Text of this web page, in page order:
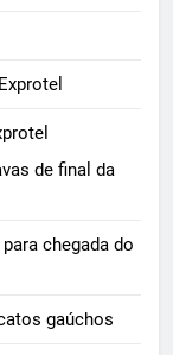
de final da
chegada do
gaúchos